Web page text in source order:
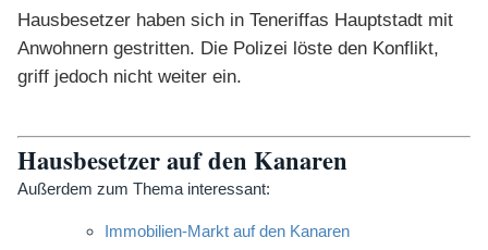
Hausbesetzer haben sich in Teneriffas Hauptstadt mit
Anwohnern gestritten. Die Polizei löste den Konflikt,
griff jedoch nicht weiter ein.
Hausbesetzer auf den Kanaren
Außerdem zum Thema interessant:
Immobilien-Markt auf den Kanaren